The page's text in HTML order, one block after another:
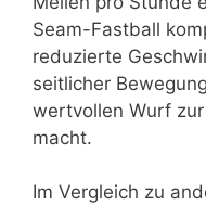
Seam-Fastball
reduzierte
seitlicher
wertvollen Wurf
macht.
Im Vergleich zu